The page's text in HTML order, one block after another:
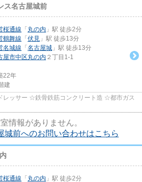
ス名古屋城前
桜通線 「 丸の内 」駅 徒歩2分
鶴舞線 「 伏見 」駅 徒歩13分
名城線 「 名古屋城 」駅 徒歩13分
屋市中区丸の内 ２丁目1-1
22年
建
ッサー ☆鉄骨鉄筋コンクリート造 ☆都市ガス
情報がありません。
城前へのお問い合わせはこちら
桜通線 「 丸の内 」駅 徒歩2分